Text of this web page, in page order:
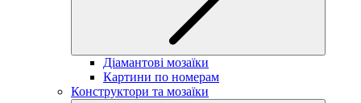
Діамантові мозаїки
Картини по номерам
Конструктори та мозаїки